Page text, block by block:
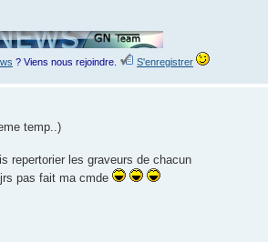
? Viens nous rejoindre. S'enregistrer
temp..)
repertorier les graveurs de chacun
pas fait ma cmde